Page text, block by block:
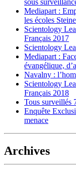
Mediapart :
les écoles
Scientology
Français 2017
Scientology
Mediapart :
évangélique,
Navalny :
Scientology
Français 2018
Tous surveillés
Enquête
menace
Archives